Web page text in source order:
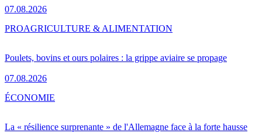
07.08.2026
Poulets, bovins et ours polaires : la grippe aviaire se propage
07.08.2026
PROAGRICULTURE & ALIMENTATION
La « résilience surprenante » de l'Allemagne face à la forte hausse
ÉCONOMIE